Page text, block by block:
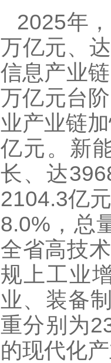
2025年
万亿元、
信息产业
万亿元台
业产业链
亿元。新
长、达
2104.3亿
8.0%，总
全省高技
规上工业
业、装备
重分别为
的现代化